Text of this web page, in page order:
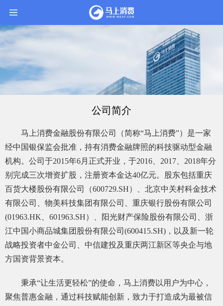
页
司
息
新
闻
公
费
者
之
家
常
见
问
题
振
兴
公司简介
马上消费金融股份有限公司（简称“马上消费”）是一家
经中国银保监会批准，持有消费金融牌照的科技驱动型金融
机构。公司于2015年6月正式开业，于2016、2017、2018年分
别完成三次增资扩股，注册资本金达40亿元。股东包括重庆
百货大楼股份有限公司（600729.SH）、北京中关村科金技术
有限公司、物美科技集团有限公司、重庆银行股份有限公司
(01963.HK、601963.SH）、阳光财产保险股份有限公司、浙
江中国小商品城集团股份有限公司(600415.SH)，以及新一轮
战略投资者中金公司、中信建投及重庆两江新区等央企与地
方国资背景资本。
秉承“让生活更轻松”的使命，马上消费以用户为中心，
聚焦普惠金融，通过科技赋能创新，致力于打造成为最被信